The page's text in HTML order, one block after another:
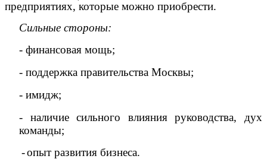
предприятиях, которые можно приобрести.
Сильные стороны:
- финансовая мощь;
- поддержка правительства Москвы;
- имидж;
- наличие сильного влияния руководства, дух
команды;
-опыт развития бизнеса.